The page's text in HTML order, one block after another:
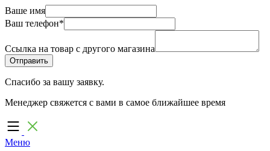
Ваше имя
Ваш телефон*
Ссылка на товар с другого магазина
Спасибо за вашу заявку.
Менеджер свяжется с вами в самое ближайшее время
Меню